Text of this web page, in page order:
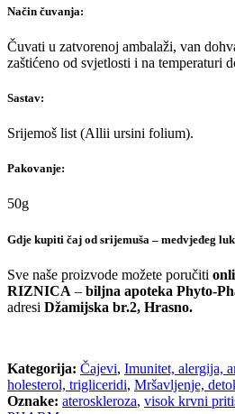
Način čuvanja:
Čuvati u zatvorenoj ambalaži, van
zaštićeno od svjetlosti i na temperaturi
Sastav:
Srijemoš list (Allii ursini folium).
Pakovanje:
50g
Gdje kupiti čaj od srijemuša – medvjeđeg
Sve naše proizvode možete poručiti
RIZNICA – biljna apoteka Phyto-
adresi Džamijska br.2, Hrasno.
Kategorija: Čajevi, Imunitet, alergija,
holesterol, trigliceridi, Mršavljenje,
Oznake: ateroskleroza, visok krvni